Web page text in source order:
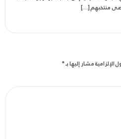
منتخبهم […]
الإلزامية مشار إليها بـ*